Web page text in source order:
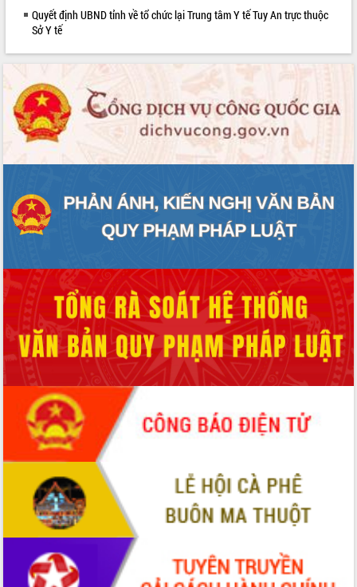
Quyết định UBND tỉnh về tổ chức lại Trung tâm Y tế Tuy An trực thuộc
Sở Y tế